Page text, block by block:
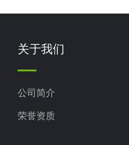
关于我们
公司简介
荣誉资质